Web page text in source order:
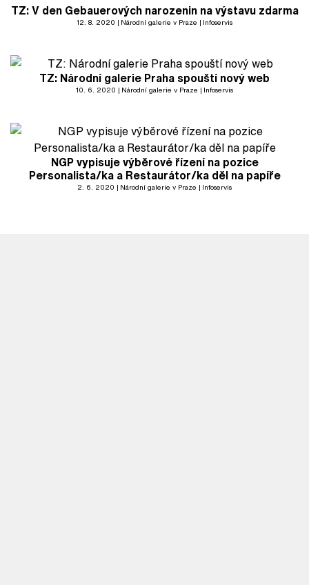
TZ: V den Gebauerových narozenin na výstavu zdarma
12. 8. 2020 Národní galerie v Praze Infoservis
TZ: Národní galerie Praha spouští nový web
10. 6. 2020 Národní galerie v Praze Infoservis
NGP vypisuje výběrové řízení na pozice
Personalista/ka a Restaurátor/ka děl na papíře
2. 6. 2020 Národní galerie v Praze Infoservis